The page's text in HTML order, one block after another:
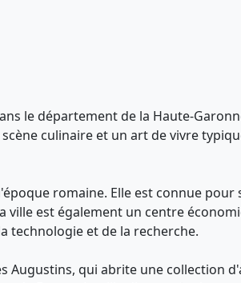
le département de la Haute-
culinaire et un art de vivre
romaine. Elle est connue pour
ville est également un centre
technologie et de la recherche.
Augustins, qui abrite une collection